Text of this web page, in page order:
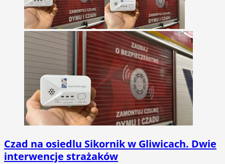
Czad na osiedlu Sikornik w Gliwicach. Dwie
interwencje strażaków